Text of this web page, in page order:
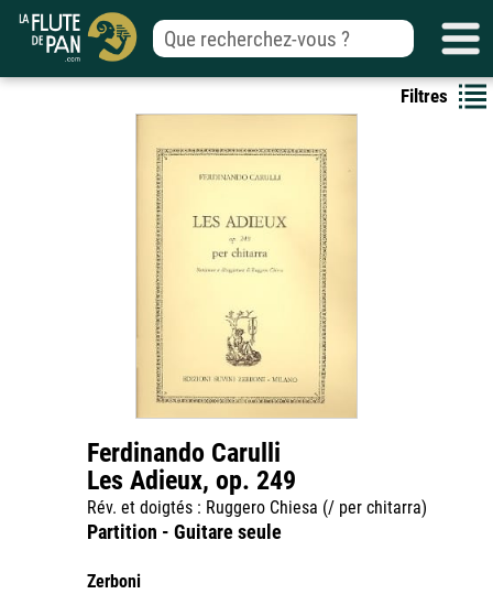
Filtres
Ferdinando Carulli
Les Adieux, op. 249
Rév. et doigtés : Ruggero Chiesa (/ per chitarra)
Partition - Guitare seule
Zerboni